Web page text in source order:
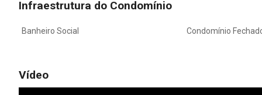
Infraestrutura do Condomínio
Banheiro Social Condomínio
Vídeo